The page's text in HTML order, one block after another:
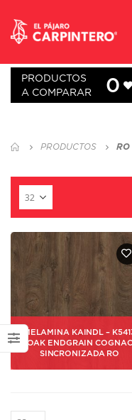
PRODUCTOS
A COMPARAR
0
PRODUCTOS RO
MELAMINA KAINDL –
OAK ENDGRAIN COGNAC
SINCRONIZADA RO